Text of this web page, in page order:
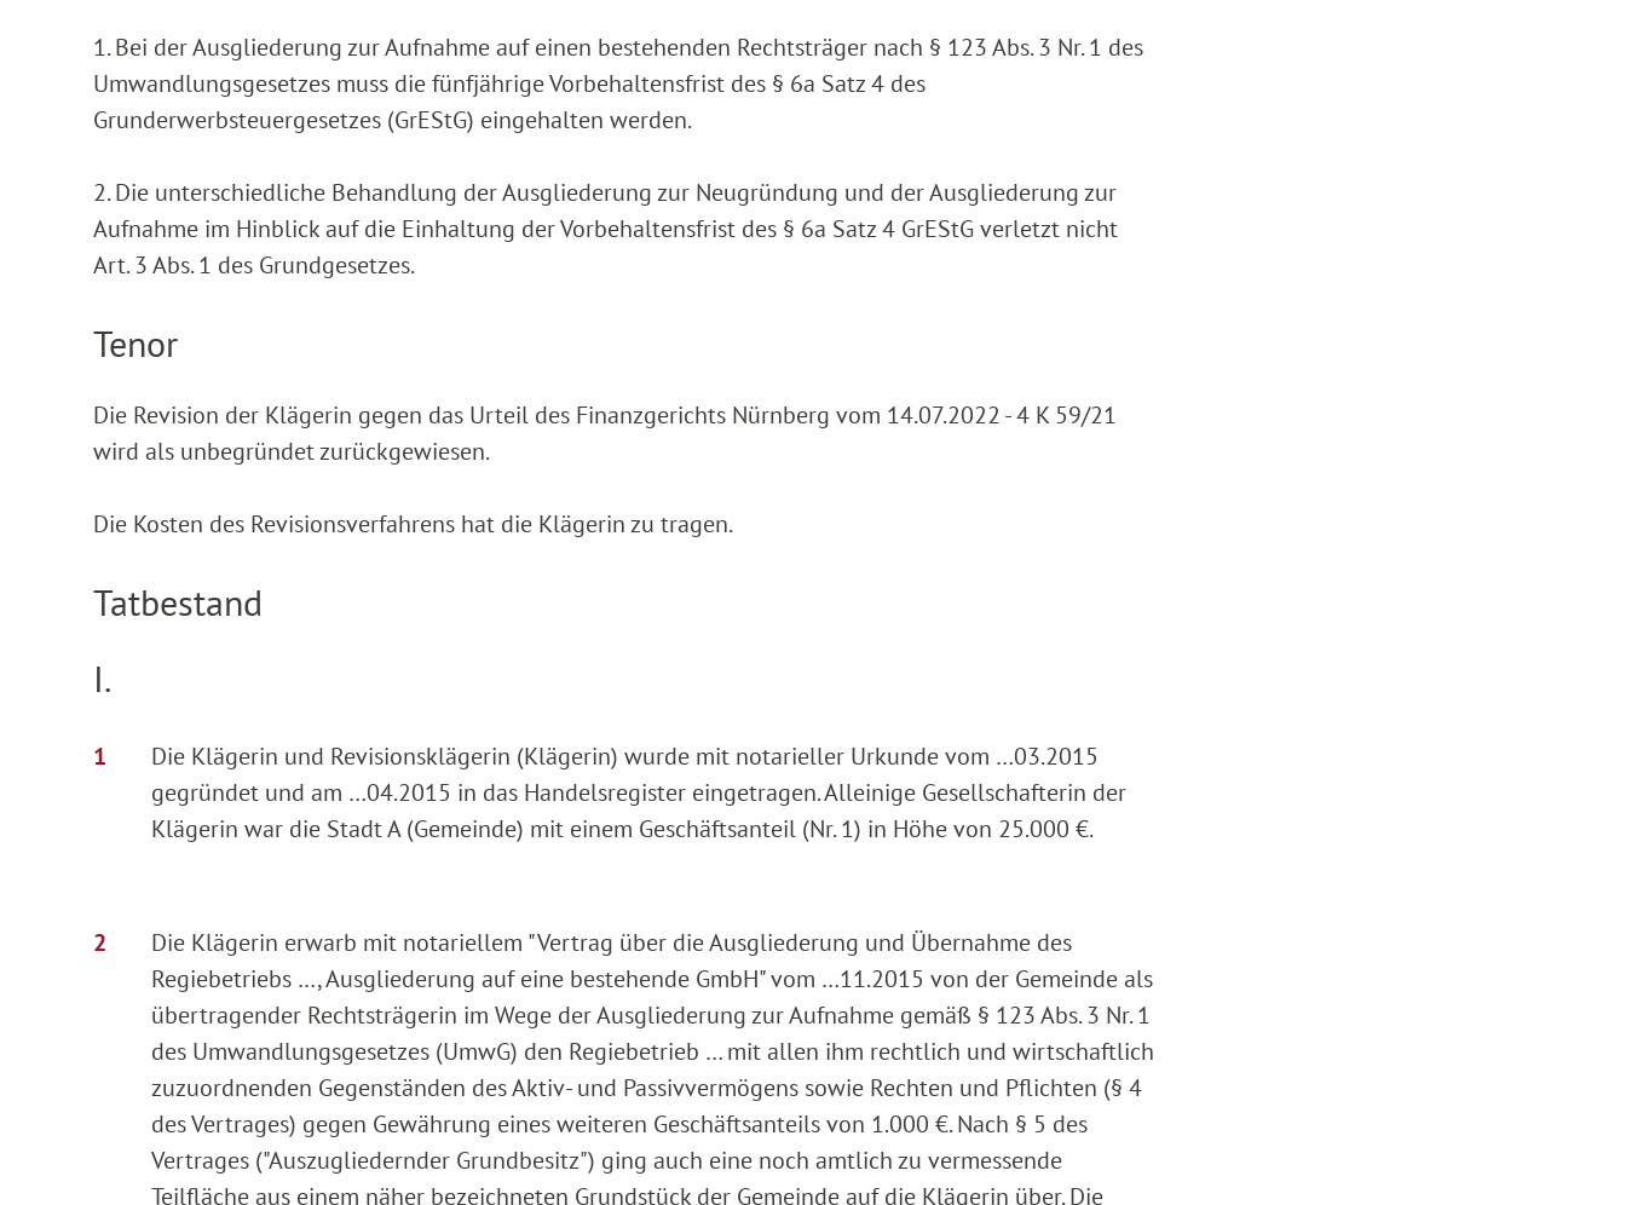
1. Bei der Ausgliederung zur Aufnahme auf einen bestehenden Rechtsträger nach § 123 Abs. 3 Nr. 1 des
Umwandlungsgesetzes muss die fünfjährige Vorbehaltensfrist des § 6a Satz 4 des
Grunderwerbsteuergesetzes (GrEStG) eingehalten werden.
2. Die unterschiedliche Behandlung der Ausgliederung zur Neugründung und der Ausgliederung zur
Aufnahme im Hinblick auf die Einhaltung der Vorbehaltensfrist des § 6a Satz 4 GrEStG verletzt nicht
Art. 3 Abs. 1 des Grundgesetzes.
Tenor
Die Revision der Klägerin gegen das Urteil des Finanzgerichts Nürnberg vom 14.07.2022 - 4 K 59/21
wird als unbegründet zurückgewiesen.
Die Kosten des Revisionsverfahrens hat die Klägerin zu tragen.
Tatbestand
I.
Die Klägerin und Revisionsklägerin (Klägerin) wurde mit notarieller Urkunde vom …03.2015
gegründet und am …04.2015 in das Handelsregister eingetragen. Alleinige Gesellschafterin der
Klägerin war die Stadt A (Gemeinde) mit einem Geschäftsanteil (Nr. 1) in Höhe von 25.000 €.
Die Klägerin erwarb mit notariellem "Vertrag über die Ausgliederung und Übernahme des
Regiebetriebs …, Ausgliederung auf eine bestehende GmbH" vom …11.2015 von der Gemeinde als
übertragender Rechtsträgerin im Wege der Ausgliederung zur Aufnahme gemäß § 123 Abs. 3 Nr. 1
des Umwandlungsgesetzes (UmwG) den Regiebetrieb … mit allen ihm rechtlich und wirtschaftlich
zuzuordnenden Gegenständen des Aktiv- und Passivvermögens sowie Rechten und Pflichten (§ 4
des Vertrages) gegen Gewährung eines weiteren Geschäftsanteils von 1.000 €. Nach § 5 des
Vertrages ("Auszugliedernder Grundbesitz") ging auch eine noch amtlich zu vermessende
Teilfläche aus einem näher bezeichneten Grundstück der Gemeinde auf die Klägerin über. Die